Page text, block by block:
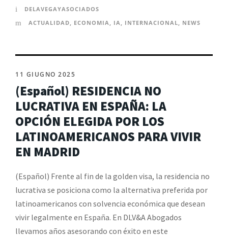
DELAVEGAYASOCIADOS
ACTUALIDAD, ECONOMIA, IA, INTERNACIONAL, NEWS
11 GIUGNO 2025
(Español) RESIDENCIA NO
LUCRATIVA EN ESPAÑA: LA
OPCIÓN ELEGIDA POR LOS
LATINOAMERICANOS PARA VIVIR
EN MADRID
(Español) Frente al fin de la golden visa, la residencia no
lucrativa se posiciona como la alternativa preferida por
latinoamericanos con solvencia económica que desean
vivir legalmente en España. En DLV&A Abogados
llevamos años asesorando con éxito en este